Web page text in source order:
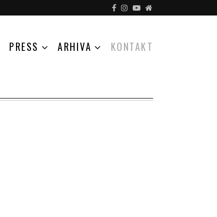
PRESS ARHIVA KONTAKT